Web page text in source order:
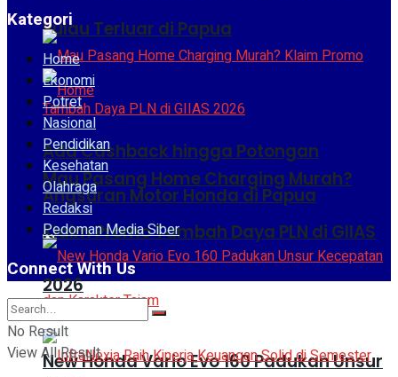
Pulau Terluar di Papua
Ada Cashback hingga Potongan
Angsuran Motor Honda di Papua
New Honda Vario Evo 160 Padukan Unsur
Mau Pasang Home Charging Murah?
Klaim Promo Tambah Daya PLN di GIIAS
2026
Kategori
Home
Ekonomi
Potret
Nasional
Pendidikan
Kesehatan
Olahraga
Redaksi
Pedoman Media Siber
Connect With Us
No Result
View All Result